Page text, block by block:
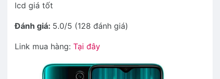
lcd giá tốt
Đánh giá: 5.0/5 (128 đánh giá)
Link mua hàng: Tại đây